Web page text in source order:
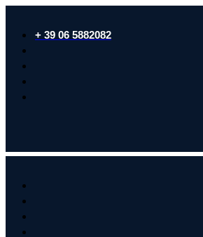
+ 39 06 5882082